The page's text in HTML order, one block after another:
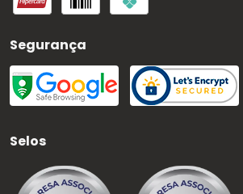
Segurança
Selos